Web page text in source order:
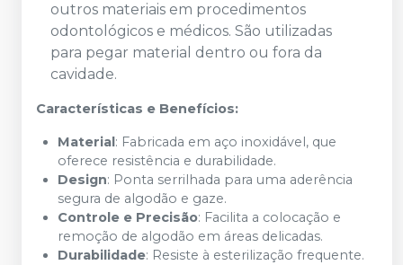
outros materiais em procedimentos
odontológicos e médicos. São utilizadas
para pegar material dentro ou fora da
cavidade.
Características e Benefícios:
Material: Fabricada em aço inoxidável, que
oferece resistência e durabilidade.
Design: Ponta serrilhada para uma aderência
segura de algodão e gaze.
Controle e Precisão: Facilita a colocação e
remoção de algodão em áreas delicadas.
Durabilidade: Resiste à esterilização frequente.